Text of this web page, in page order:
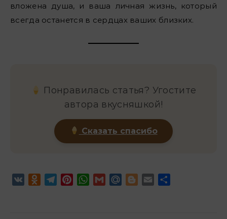
вложена душа, и ваша личная жизнь, который
всегда останется в сердцах ваших близких.
Понравилась статья? Угостите
автора вкусняшкой!
Сказать спасибо
VK Odnoklassniki
Telegram
PinterestWhatsApp
GmailMail.RuBlogger
Email